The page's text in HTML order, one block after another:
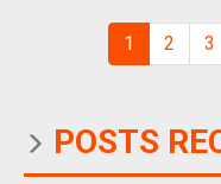
1 2 3
POSTS